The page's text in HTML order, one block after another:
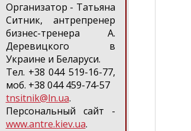
Организатор - Татьяна
Ситник, антрепренер
бизнес-тренера А.
Деревицкого в
Украине и Беларуси.
Тел. +38 044 519-16-77,
моб. +38 044 459-74-57
tnsitnik@ln.ua.
Персональный сайт -
www.antre.kiev.ua.